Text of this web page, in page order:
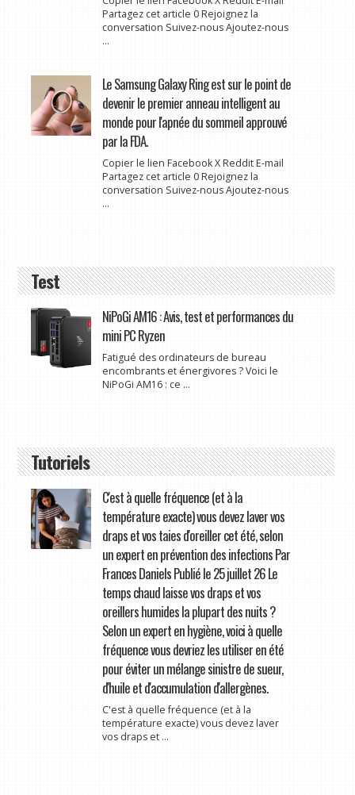
Partagez cet article 0 Rejoignez la
conversation Suivez-nous Ajoutez-nous
...
Le Samsung Galaxy Ring est sur le point de
devenir le premier anneau intelligent au
monde pour l'apnée du sommeil approuvé
par la FDA.
Copier le lien Facebook X Reddit E-mail
Partagez cet article 0 Rejoignez la
conversation Suivez-nous Ajoutez-nous
...
Test
NiPoGi AM16 : Avis, test et performances du
mini PC Ryzen
Fatigué des ordinateurs de bureau
encombrants et énergivores ? Voici le
NiPoGi AM16 : ce ...
Tutoriels
C'est à quelle fréquence (et à la
température exacte) vous devez laver vos
draps et vos taies d'oreiller cet été, selon
un expert en prévention des infections Par
Frances Daniels Publié le 25 juillet 26 Le
temps chaud laisse vos draps et vos
oreillers humides la plupart des nuits ?
Selon un expert en hygiène, voici à quelle
fréquence vous devriez les utiliser en été
pour éviter un mélange sinistre de sueur,
d'huile et d'accumulation d'allergènes.
C'est à quelle fréquence (et à la
température exacte) vous devez laver
vos draps et ...